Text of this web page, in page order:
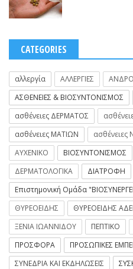
CATEGORIES
αλλεργία ΑΛΛΕΡΓΙΕΣ
ΑΣΘΕΝΕΙΕΣ & ΒΙΟΣΥΝΤΟΝΙΣΜΟΣ
ασθένειες ΔΕΡΜΑΤΟΣ
ασθένειες ΜΑΤΙΩΝ
ΑΥΧΕΝΙΚΟ
ΒΙΟΣΥΝΤΟΝΙΣΜΟΣ
ΔΕΡΜΑΤΟΛΟΓΙΚΑ
ΔΙΑΤΡΟΦΗ
Επιστημονική Ομάδα
ΘΥΡΕΟΕΙΔΗΣ
ΘΥΡΕΟΕΙΔΗΣ
ΞΕΝΙΑ ΙΩΑΝΝΙΔΟΥ
ΠΕΠΤΙΚΟ
ΠΡΟΣΦΟΡΑ
ΠΡΟΣΩΠΙΚΕΣ
ΣΥΝΕΔΡΙΑ ΚΑΙ ΕΚΔΗΛΩΣΕΙΣ